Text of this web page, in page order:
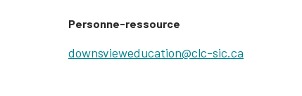
Personne-ressource
downsvieweducation@clc-sic.ca